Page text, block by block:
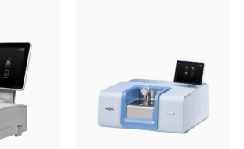
związków gazowych
ciśnieniu
mikroskop Ramana
danych
analiza chemiczna 2D/3D
powierzchni
laboratorium
obrazowanie 3D